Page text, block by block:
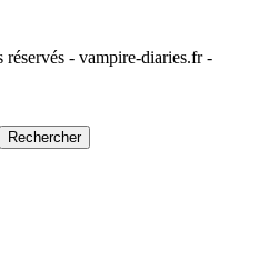
- vampire-diaries.fr -